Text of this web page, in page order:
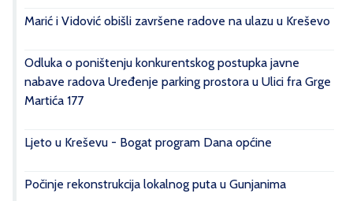
Marić i Vidović obišli završene radove na ulazu u Kreševo
Odluka o poništenju konkurentskog postupka javne
nabave radova Uređenje parking prostora u Ulici fra Grge
Martića 177
Ljeto u Kreševu - Bogat program Dana općine
Počinje rekonstrukcija lokalnog puta u Gunjanima